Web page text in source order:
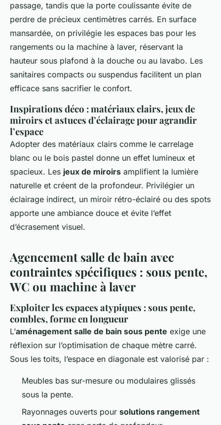
passage, tandis que la porte coulissante évite de
perdre de précieux centimètres carrés. En surface
mansardée, on privilégie les espaces bas pour les
rangements ou la machine à laver, réservant la
hauteur sous plafond à la douche ou au lavabo. Les
sanitaires compacts ou suspendus facilitent un plan
efficace sans sacrifier le confort.
Inspirations déco : matériaux clairs, jeux de
miroirs et astuces d’éclairage pour agrandir
l’espace
Adopter des matériaux clairs comme le carrelage
blanc ou le bois pastel donne un effet lumineux et
spacieux. Les jeux de miroirs amplifient la lumière
naturelle et créent de la profondeur. Privilégier un
éclairage indirect, un miroir rétro-éclairé ou des spots
apporte une ambiance douce et évite l’effet
d’écrasement visuel.
Agencement salle de bain avec
contraintes spécifiques : sous pente,
WC ou machine à laver
Exploiter les espaces atypiques : sous pente,
combles, forme en longueur
L’aménagement salle de bain sous pente exige une
réflexion sur l’optimisation de chaque mètre carré.
Sous les toits, l’espace en diagonale est valorisé par :
Meubles bas sur-mesure ou modulaires glissés
sous la pente.
Rayonnages ouverts pour solutions rangement